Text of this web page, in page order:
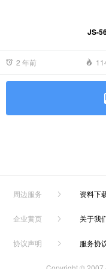
JS-
2 年前
周边服务 资料下
企业黄页 关于我
协议声明 服务协